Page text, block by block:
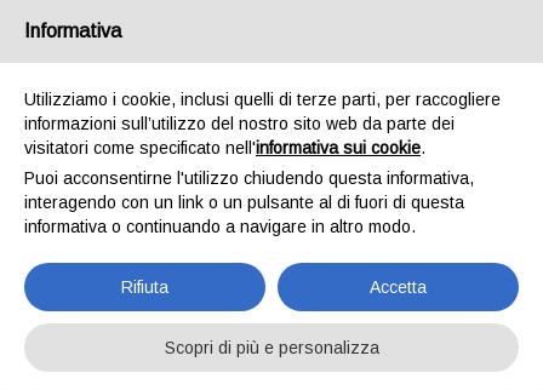
AERNOVA IMPIANTI
Aziende Aernova impianti
Informativa
Utilizziamo i cookie, inclusi quelli di terze parti, per raccogliere
informazioni sull’utilizzo del nostro sito web da parte dei
visitatori come specificato nell'informativa sui cookie.
Puoi acconsentirne l'utilizzo chiudendo questa informativa,
interagendo con un link o un pulsante al di fuori di questa
informativa o continuando a navigare in altro modo.
Rifiuta Accetta
Scopri di più e personalizza